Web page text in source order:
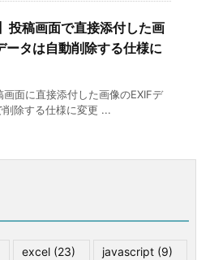
投稿画面で直接添付した画
ータは自動削除する仕様に
画面に直接添付した画像のEXIFデ
削除する仕様に変更 ...
excel (23) javascript (9)